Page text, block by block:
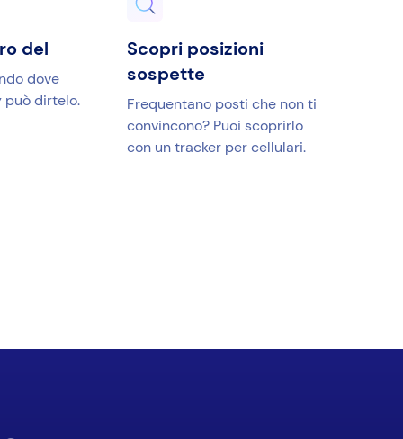
del
dove
può dirtelo.
Scopri posizioni
sospette
Frequentano posti che non ti
convincono? Puoi scoprirlo
con un tracker per cellulari.